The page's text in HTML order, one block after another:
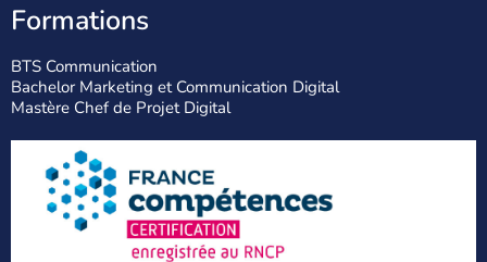
Formations
BTS Communication
Bachelor Marketing et Communication Digital
Mastère Chef de Projet Digital